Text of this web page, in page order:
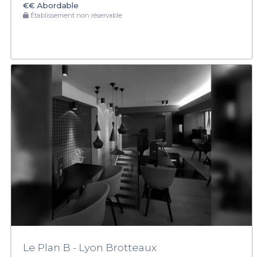
€€ Abordable
Établissement non réservable
Le Plan B - Lyon Brotteaux